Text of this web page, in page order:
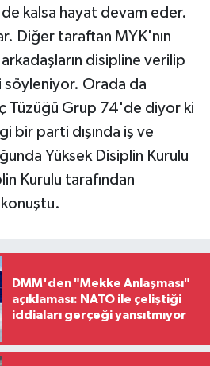
kalsa hayat devam eder.
Diğer taraftan MYK'nın
disipline verilip
Orada da
Tüzüğü Grup 74'de diyor ki
bir parti dışında iş ve
Yüksek Disiplin Kurulu
Kurulu tarafından
DMM'den "Mekke Anlaşması"
açıklaması: NATO ile çeliştiği
iddiaları gerçeği yansıtmıyor